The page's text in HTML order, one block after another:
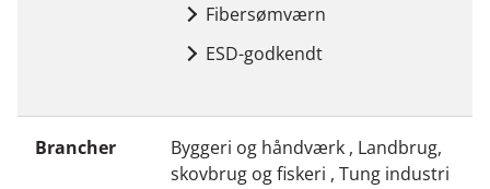
Fibersømværn
ESD-godkendt
Brancher
Byggeri og håndværk , Landbrug,
skovbrug og fiskeri , Tung industri